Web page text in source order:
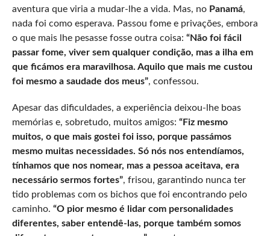
aventura que viria a mudar-lhe a vida. Mas, no Panamá,
nada foi como esperava. Passou fome e privações, embora
o que mais lhe pesasse fosse outra coisa: “Não foi fácil
passar fome, viver sem qualquer condição, mas a ilha em
que ficámos era maravilhosa. Aquilo que mais me custou
foi mesmo a saudade dos meus”, confessou.
Apesar das dificuldades, a experiência deixou-lhe boas
memórias e, sobretudo, muitos amigos: “Fiz mesmo
muitos, o que mais gostei foi isso, porque passámos
mesmo muitas necessidades. Só nós nos entendíamos,
tínhamos que nos nomear, mas a pessoa aceitava, era
necessário sermos fortes”, frisou, garantindo nunca ter
tido problemas com os bichos que foi encontrando pelo
caminho. “O pior mesmo é lidar com personalidades
diferentes, saber entendê-las, porque também somos